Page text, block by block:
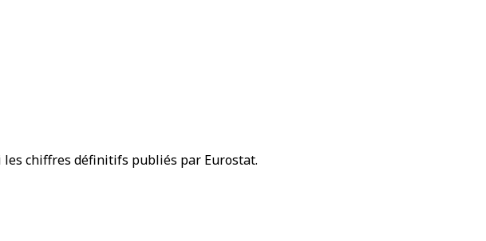
chiffres définitifs publiés par Eurostat.